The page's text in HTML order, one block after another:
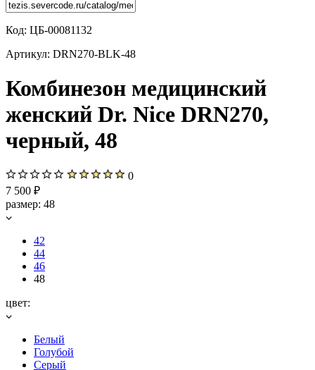
Код: ЦБ-00081132
Артикул: DRN270-BLK-48
Комбинезон медицинский
женский Dr. Nice DRN270,
черный, 48
0
7 500 ₽
размер: 48
42
44
46
48
цвет:
Белый
Голубой
Серый